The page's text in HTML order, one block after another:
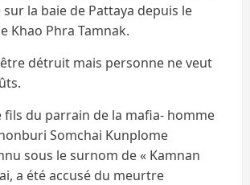
la baie de Pattaya depuis le
Khao Phra Tamnak.
détruit mais personne ne veut
du parrain de la mafia- homme
Somchai Kunplome
sous le surnom de « Kamnan
a été accusé du meurtre